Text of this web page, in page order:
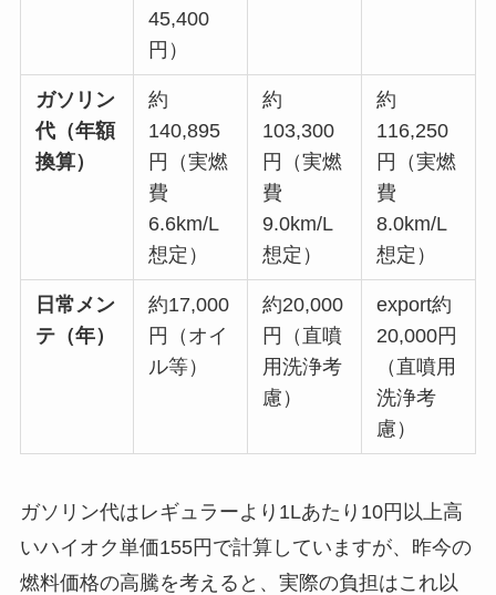
45,400
円）
ガソリン
代（年額
換算）
約
140,895
円（実燃
費
6.6km/L
想定）
約
103,300
円（実燃
費
9.0km/L
想定）
約
116,250
円（実燃
費
8.0km/L
想定）
日常メン
テ（年）
約17,000
円（オイ
ル等）
約20,000
円（直噴
用洗浄考
慮）
export約
20,000円
（直噴用
洗浄考
慮）
ガソリン代はレギュラーより1Lあたり10円以上高
いハイオク単価155円で計算していますが、昨今の
燃料価格の高騰を考えると、実際の負担はこれ以